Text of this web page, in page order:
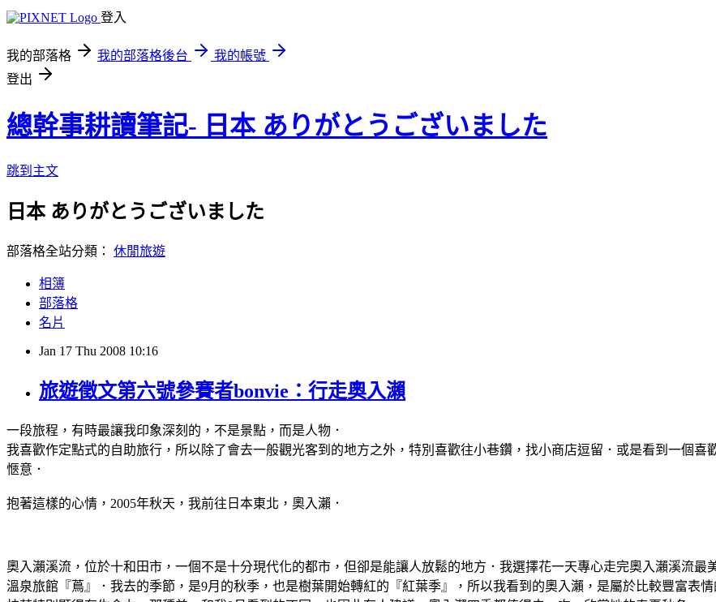
登入
我的部落格 我的部落格後台
我的帳號
登出
總幹事耕讀筆記- 日本 ありがとうございました
跳到主文
日本 ありがとうございました
部落格全站分類： 休閒旅遊
相簿
部落格
名片
Jan 17 Thu 2008 10:16
旅遊徵文第六號參賽者bonvie：行走奧入瀨
一段旅程，有時最讓我印象深刻的，不是景點，而是人物．
我喜歡作定點式的自助旅行，所以除了會去一般觀光客到的地方之外，特別喜歡往小巷鑽，找小商店逗留．或是看到一個
愜意．
抱著這樣的心情，2005年秋天，我前往日本東北，奧入瀨．
奧入瀨溪流，位於十和田市，一個不是十分現代化的都市，但卻是能讓人放鬆的地方．我選擇花一天專心走完奧入瀨溪流
溫泉旅館『蔦』．我去的季節，是9月的秋季，也是樹葉開始轉紅的『紅葉季』，所以我看到的奧入瀨，是屬於比較豐富表